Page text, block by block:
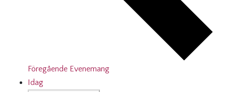
Föregående Evenemang
Idag